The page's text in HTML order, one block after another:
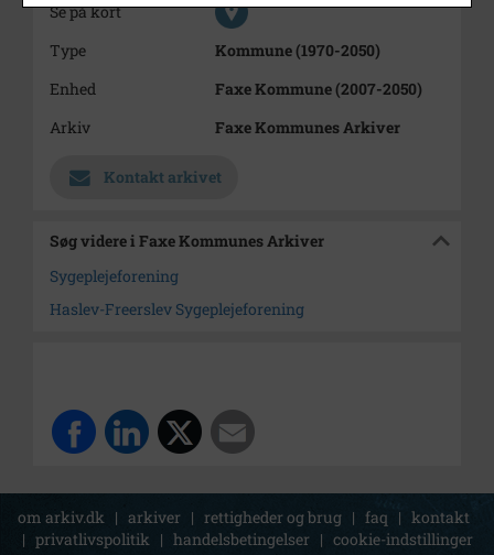
Se på kort
Type
Kommune (1970-2050)
Enhed
Faxe Kommune (2007-2050)
Arkiv
Faxe Kommunes Arkiver
Kontakt arkivet
Søg videre i Faxe Kommunes Arkiver
Sygeplejeforening
Haslev-Freerslev Sygeplejeforening
om arkiv.dk | arkiver | rettigheder og brug | faq | kontakt
| privatlivspolitik | handelsbetingelser | cookie-indstillinger